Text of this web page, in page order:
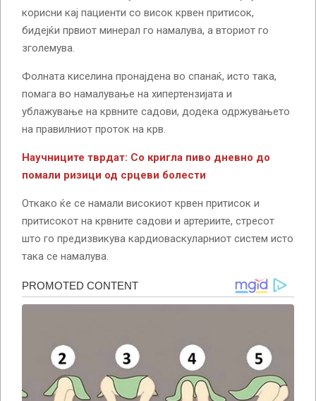
корисни кај пациенти со висок крвен притисок,
бидејќи првиот минерал го намалува, а вториот го
зголемува.
Фолната киселина пронајдена во спанаќ, исто така,
помага во намалување на хипертензијата и
ублажување на крвните садови, додека одржувањето
на правилниот проток на крв.
Научниците тврдат: Со кригла пиво дневно до
помали ризици од срцеви болести
Откако ќе се намали високиот крвен притисок и
притисокот на крвните садови и артериите, стресот
што го предизвикува кардиоваскуларниот систем исто
така се намалува.